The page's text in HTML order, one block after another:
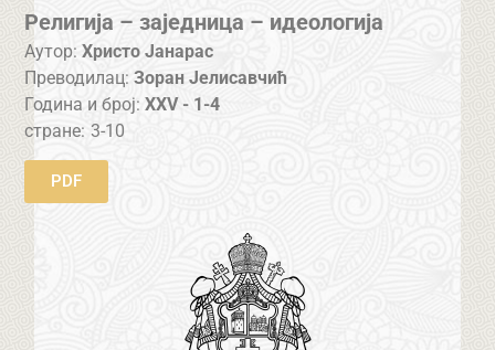
Религија – заједница – идеологија
Аутор: Христо Јанарас
Преводилац: Зоран Јелисавчић
Година и број:XXV - 1-4
стране: 3-10
PDF